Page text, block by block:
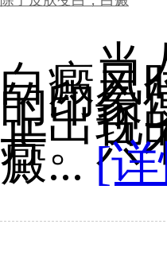
当人
白癜风
的印象
上出现
片。只
癜... [